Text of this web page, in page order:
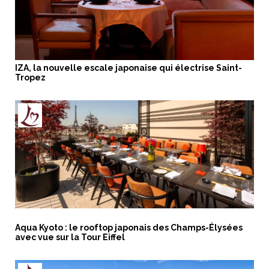
IZA, la nouvelle escale japonaise qui électrise Saint-
Tropez
Aqua Kyoto : le rooftop japonais des Champs-Élysées
avec vue sur la Tour Eiffel